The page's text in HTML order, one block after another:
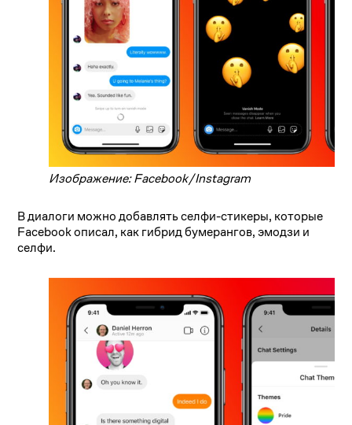
Изображение: Facebook/Instagram
В диалоги можно добавлять селфи-стикеры, которые
Facebook описал, как гибрид бумерангов, эмодзи и
селфи.